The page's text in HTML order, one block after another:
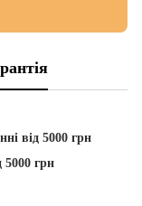
від 5000 грн
5000 грн